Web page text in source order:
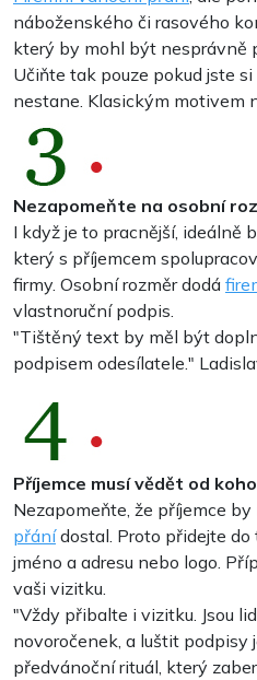
náboženského či rasového
který by mohl být nesprávně
Učiňte tak pouze pokud jste
nestane. Klasickým motivem
Nezapomeňte na osobní
I když je to pracnější, ideálně
který s příjemcem
firmy. Osobní rozměr dodá
vlastnoruční podpis.
"Tištěný text by měl být
podpisem odesílatele. "
Příjemce musí vědět od
Nezapomeňte, že příjemce
přánídostal. Proto přidejte
jméno a adresu nebo logo.
vaši vizitku.
"Vždy přibalte i vizitku. Jsou
novoročenek, a luštit
předvánoční rituál, který